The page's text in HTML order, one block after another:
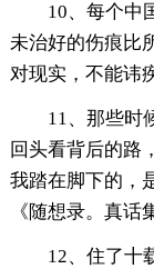
10、每个中
未治好的伤痕比
对现实，不能讳
11、那些时
回头看背后的路
我踏在脚下的，
《随想录。真话
12、住了十